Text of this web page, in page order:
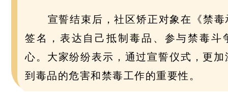
宣誓结束后，社区矫正对象在《禁
签名，表达自己抵制毒品、参与禁毒斗
心。大家纷纷表示，通过宣誓仪式，更加
到毒品的危害和禁毒工作的重要性。